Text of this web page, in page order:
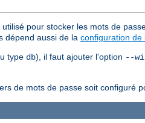
pour stocker les mots de
dépend aussi de la configuration de
type db), il faut ajouter l'option --
de mots de passe soit configuré